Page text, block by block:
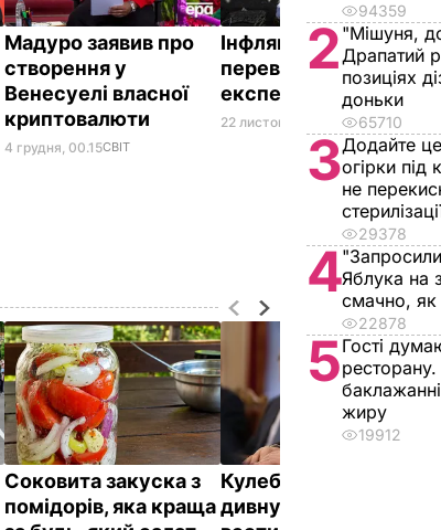
Мадуро заявив про
створення у
Венесуелі власної
криптовалюти
4 грудня, 00.15СВІТ
Інфляція у Венесуелі
перевищила 4000% –
експерт
22 листопада, 21.20СВІТ
Соковита закуска з
помідорів, яка краща
Кулеба розповів про
дивну манеру Путіна
94359
2 "Мішуня,
Драпатий
позиціях
доньки
65710
3Додайте
огірки
не
29378
4Яблука на
смачно, як
22878
5Гості
ресторану.
жиру
19912